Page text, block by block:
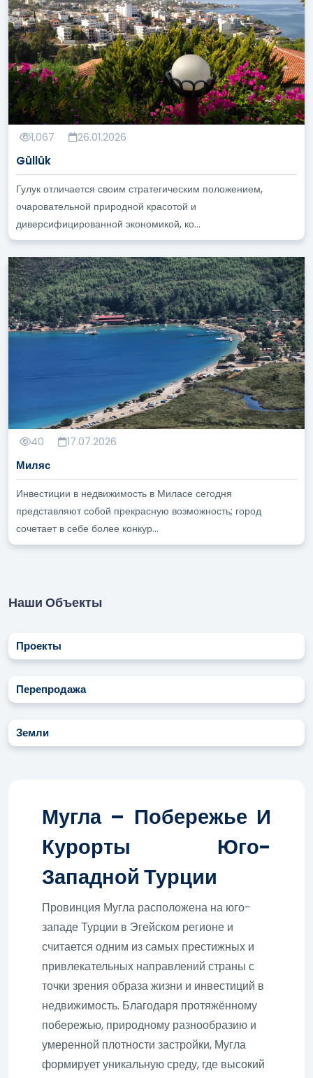
1,067 26.01.2026
Güllük
Гулук отличается своим стратегическим положением,
очаровательной природной красотой и
диверсифицированной экономикой, ко...
40 17.07.2026
Миляс
Инвестиции в недвижимость в Миласе сегодня
представляют собой прекрасную возможность; город
сочетает в себе более конкур...
Наши Объекты
Проекты
Перепродажа
Земли
Мугла – Побережье И
Курорты Юго-
Западной Турции
Провинция Мугла расположена на юго-
западе Турции в Эгейском регионе и
считается одним из самых престижных и
привлекательных направлений страны с
точки зрения образа жизни и инвестиций в
недвижимость. Благодаря протяжённому
побережью, природному разнообразию и
умеренной плотности застройки, Мугла
формирует уникальную среду, где высокий